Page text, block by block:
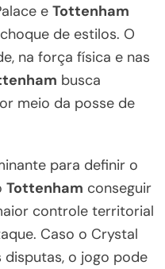
e Tottenham
de estilos. O
na força física e nas
busca
meio da posse de
para definir o
Tottenham conseguir
controle territorial
Caso o Crystal
disputas, o jogo pode